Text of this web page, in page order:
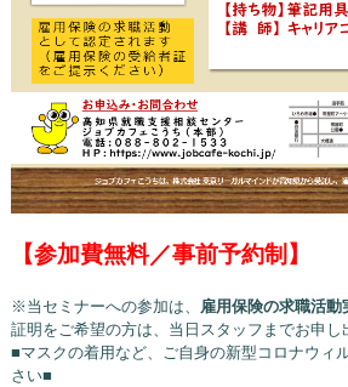
【参加費無料／事前予約制】
※当セミナーへの参加は、 雇用保険の求職活動
証明をご希望の方は、当日スタッフまでお申し
■マスクの着用など、ご自身の新型コロナウィ
さい■